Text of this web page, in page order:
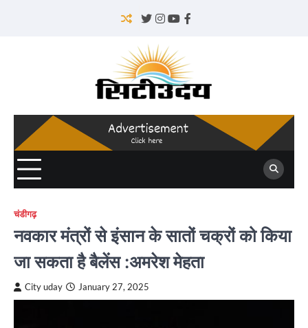
Twitter
Instagram
YouTube
Facebook
चंडीगढ़
नवकार मंत्रों से इंसान के सातों चक्रों को किया
जा सकता है बैलेंस :अमरेश मेहता
City uday January 27, 2025